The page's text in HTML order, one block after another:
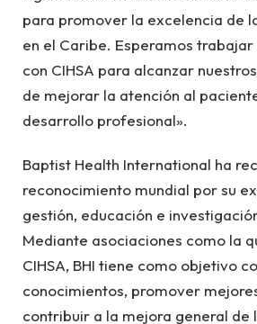
para promover la excelencia de
en el Caribe. Esperamos
con CIHSA para alcanzar
de mejorar la atención al
desarrollo profesional».
Baptist Health International ha
reconocimiento mundial por su
gestión, educación e
Mediante asociaciones como la
CIHSA, BHI tiene como objetivo
conocimientos, promover
contribuir a la mejora general de